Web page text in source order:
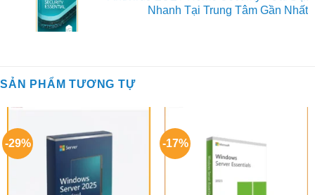
₫600.000.
Nhanh Tại Trung Tâm Gần Nhất
SẢN PHẨM TƯƠNG TỰ
-29% -17%